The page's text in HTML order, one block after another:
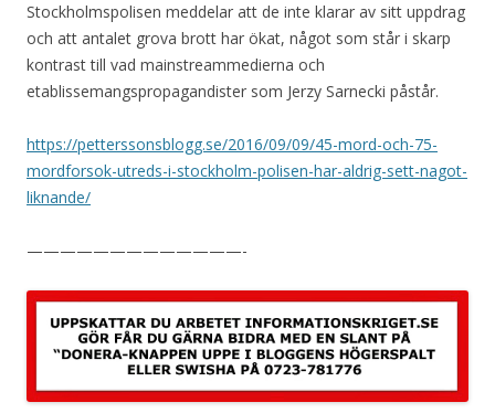
Stockholmspolisen meddelar att de inte klarar av sitt uppdrag
och att antalet grova brott har ökat, något som står i skarp
kontrast till vad mainstreammedierna och
etablissemangspropagandister som Jerzy Sarnecki påstår.
https://petterssonsblogg.se/2016/09/09/45-mord-och-75-
mordforsok-utreds-i-stockholm-polisen-har-aldrig-sett-nagot-
liknande/
—————————————-